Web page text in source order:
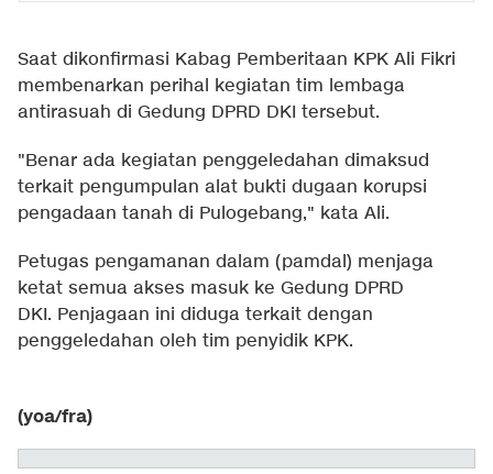
Saat dikonfirmasi Kabag Pemberitaan KPK Ali Fikri
membenarkan perihal kegiatan tim lembaga
antirasuah di Gedung DPRD DKI tersebut.
"Benar ada kegiatan penggeledahan dimaksud
terkait pengumpulan alat bukti dugaan korupsi
pengadaan tanah di Pulogebang," kata Ali.
Petugas pengamanan dalam (pamdal) menjaga
ketat semua akses masuk ke Gedung DPRD
DKI. Penjagaan ini diduga terkait dengan
penggeledahan oleh tim penyidik KPK.
(yoa/fra)